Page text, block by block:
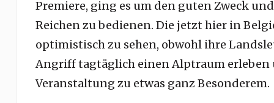
Premiere, ging es um den guten Zweck
Reichen zu bedienen. Die jetzt hier in
optimistisch zu sehen, obwohl ihre
Angriff tagtäglich einen Alptraum erleben
Veranstaltung zu etwas ganz Besonderem.